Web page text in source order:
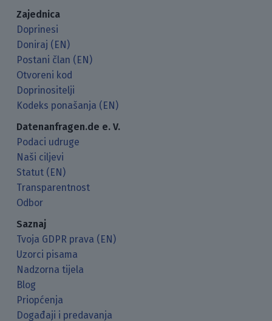
Zajednica
Doprinesi
Doniraj (EN)
Postani član (EN)
Otvoreni kod
Doprinositelji
Kodeks ponašanja (EN)
Datenanfragen.de e. V.
Podaci udruge
Naši ciljevi
Statut (EN)
Transparentnost
Odbor
Saznaj
Tvoja GDPR prava (EN)
Uzorci pisama
Nadzorna tijela
Blog
Priopćenja
Događaji i predavanja